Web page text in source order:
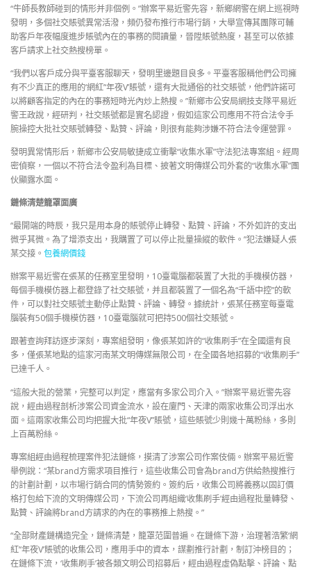
“牛師長教師碰到的情形并非個例。”辦案平易近警先容，新鄉網警在網上巡視時
發明，多個社交賬號異常活潑，頻仍發布推行市場行銷，大舉宣傳其團隊可輔
助客戶年夜幅度進步賬號內在的事務的閱讀量，晉陞賬號熱度，甚至可以依據
客戶請求上社交熱搜榜單。
“我們以客戶成分與平臺客服聊天，發明里邊題目良多。平臺客服稱他們公司擁
有不少真正的應用的‘網紅’‘年夜V’賬號，還有大批通俗的社交賬號，他們許諾可
以將顧客指定的內在的事務短時光內炒上熱搜。”新鄉市公安局網技支隊平易近
警王政說，經研判，社交賬號都是實名認證，假如這家公司應用不符合法令手
腕操控大批社交賬號轉發、點贊、評論，則很有能夠涉嫌不符合法令運營罪。
發明異常情形后，新鄉市公安局敏捷成立衝擊“收集水軍”守法犯法專案組。經周
密偵察，一個以不符合法令盈利為目標、披著文明傳媒公司外套的“收集水軍”團
伙顯露水面。
鏈條清楚籠罩面廣
“最開端的時辰，我只是用本身的賬號停止轉發、點贊、評論，不外如許的支出
微乎其微。為了增添支出，我購置了可以停止批量操縱的軟件。”犯法嫌疑人張
某交接。 包養網價錢
辦案平易近警在張某的任務室里發明，10臺電腦都裝置了大批的手機模仿器，
每個手機模仿器上都登錄了社交賬號，并且都裝置了一個名為“千語中控”的軟
件，可以對社交賬號主動停止點贊、評論、轉發。據統計，張某任務室每臺電
腦裝有50個手機模仿器，10臺電腦就可把持500個社交賬號。
跟著查詢拜訪逐步深刻，專案組發明，像張某如許的“收集刷手”在全國還有良
多，僅張某地點的這家河南某文明傳媒無限公司，在全國各地招募的“收集刷手”
已達千人。
“這般大批的營業，完整可以判定，應當有多家公司介入。”辦案平易近警先容
說，經由過程剖析涉案公司資金流水，設在廈門、天津的兩家收集公司浮出水
面。這兩家收集公司均把握大批“年夜V”賬號，這些賬號少則幾十萬粉絲，多則
上百萬粉絲。
專案組經由過程梳理案件犯法鏈條，摸清了涉案公司作案伎倆。辦案平易近警
舉例說：“某brand方需求項目推行，這些收集公司會為brand方供給熱搜推行
的計劃計劃，以市場行銷合同的情勢簽約。簽約后，收集公司將義務以固訂價
格打包給下流的文明傳媒公司，下流公司再組織‘收集刷手’經由過程批量轉發、
點贊、評論將brand方請求的內在的事務推上熱搜。”
“全部財產鏈構造完全，鏈條清楚，籠罩范圍普遍。在鏈條下游，治理著浩繁‘網
紅’‘年夜V’賬號的收集公司，應用手中的資本，謀劃推行計劃，制訂沖榜目的；
在鏈條下流，‘收集刷手’被各類文明公司招募后，經由過程虛偽點擊、評論、點